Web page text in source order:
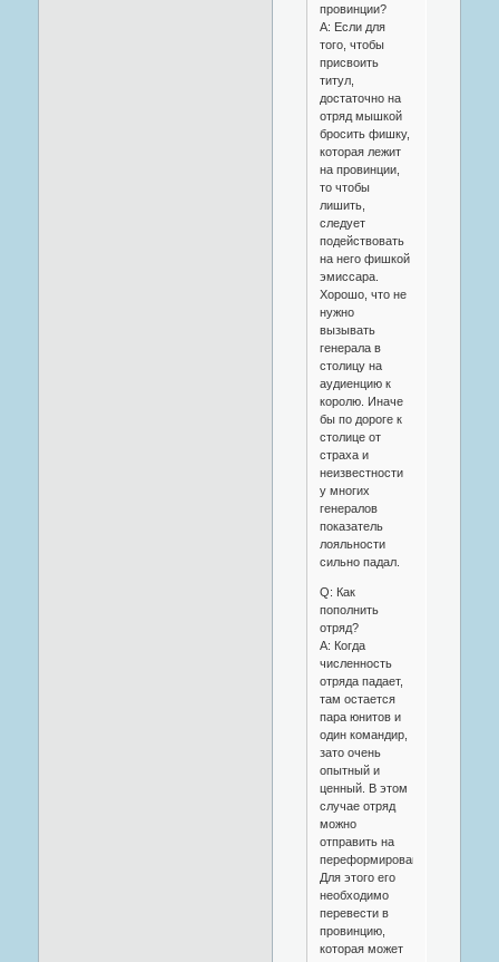
провинции?
A: Если для
того, чтобы
присвоить
титул,
достаточно на
отряд мышкой
бросить фишку,
которая лежит
на провинции,
то чтобы
лишить,
следует
подействовать
на него фишкой
эмиссара.
Хорошо, что не
нужно
вызывать
генерала в
столицу на
аудиенцию к
королю. Иначе
бы по дороге к
столице от
страха и
неизвестности
у многих
генералов
показатель
лояльности
сильно падал.
Q: Как
пополнить
отряд?
A: Когда
численность
отряда падает,
там остается
пара юнитов и
один командир,
зато очень
опытный и
ценный. В этом
случае отряд
можно
отправить на
переформирование.
Для этого его
необходимо
перевести в
провинцию,
которая может